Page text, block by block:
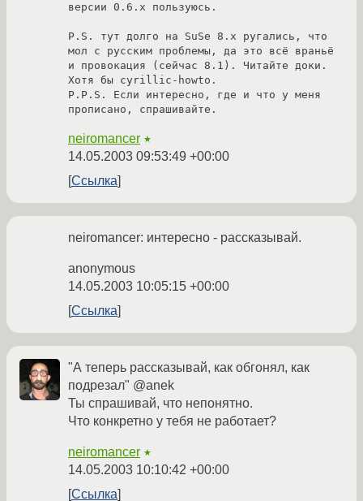
версии 0.6.х пользуюсь.
P.S. тут долго на SuSe 8.х ругались, что
мол с русским проблемы, да это всё враньё
и провокация (сейчас 8.1). Читайте доки.
Хотя бы cyrillic-howto.
P.P.S. Если интересно, где и что у меня
neiromancer ★
14.05.2003 09:53:49 +00:00
Ссылка
neiromancer: интересно - рассказывай.
anonymous
14.05.2003 10:05:15 +00:00
Ссылка
"А теперь рассказывай, как обгонял, как
подрезал" @anek
Ты спрашивай, что непонятно.
Что конкретно у тебя не работает?
neiromancer ★
14.05.2003 10:10:42 +00:00
Ссылка